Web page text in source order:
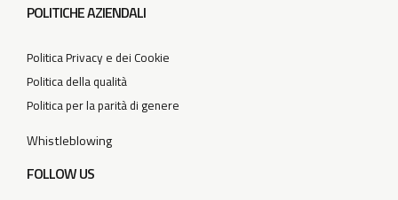
POLITICHE AZIENDALI
Politica Privacy e dei Cookie
Politica della qualità
Politica per la parità di genere
Whistleblowing
FOLLOW US